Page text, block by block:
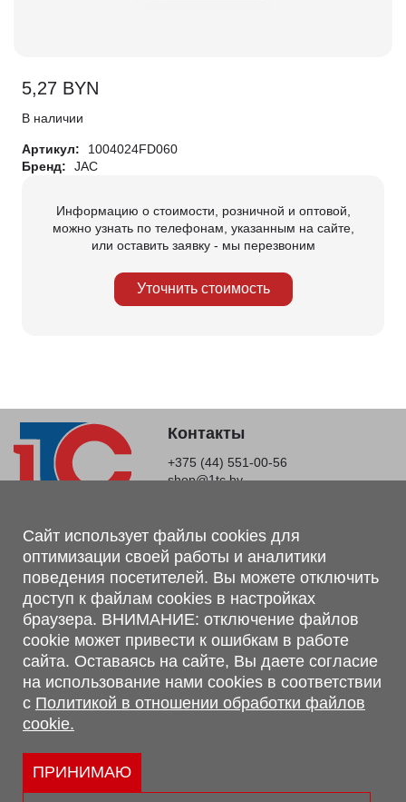
5,27 BYN
В наличии
Артикул:
1004024FD060
Бренд:
JAC
Информацию о стоимости, розничной и оптовой,
можно узнать по телефонам, указанным на сайте,
или оставить заявку - мы перезвоним
Уточнить стоимость
Контакты
+375 (44) 551-00-56
shop@1tc.by
Магазин, склад
г. Минск, Минский р-н, п. Привольный, ул. Мира, 20А,
223062
г. Брест, ул. Лейтенанта Рябцева, 108 В, 224701
Обращаем Ваше внимание, что вся предоставленная на сайте
информация, касающаяся комплектаций, технических
характеристик, цветовых сочетаний, а также стоимости и
сервисного обслуживания носит информационный характер и
не является публичной офертой, определяемой п.2 ст.407
Гражданского кодекса Республики Беларусь.
Политика обработки персональных данных
Политикой в отношении обработки файлов cookie.
Сайт использует файлы cookies для
оптимизации своей работы и аналитики
поведения посетителей. Вы можете отключить
доступ к файлам cookies в настройках
браузера. ВНИМАНИЕ: отключение файлов
cookie может привести к ошибкам в работе
сайта. Оставаясь на сайте, Вы даете согласие
на использование нами cookies в соответствии
с Политикой в отношении обработки файлов
cookie.
ПРИНИМАЮ